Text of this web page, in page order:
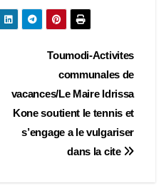
Toumodi-Activites
communales de
vacances/Le Maire Idrissa
Kone soutient le tennis et
s’engage a le vulgariser
dans la cite